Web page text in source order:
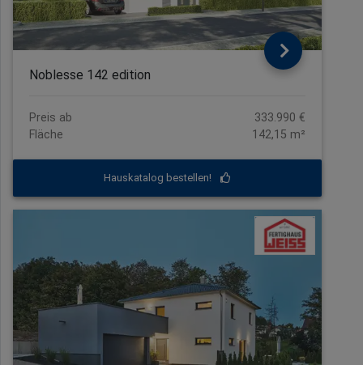
Noblesse 142 edition
Preis ab
333.990 €
Fläche
142,15 m²
Hauskatalog bestellen!